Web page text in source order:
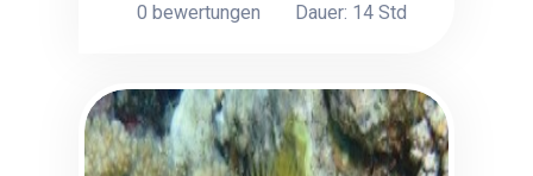
0 bewertungen
Dauer: 14 Std